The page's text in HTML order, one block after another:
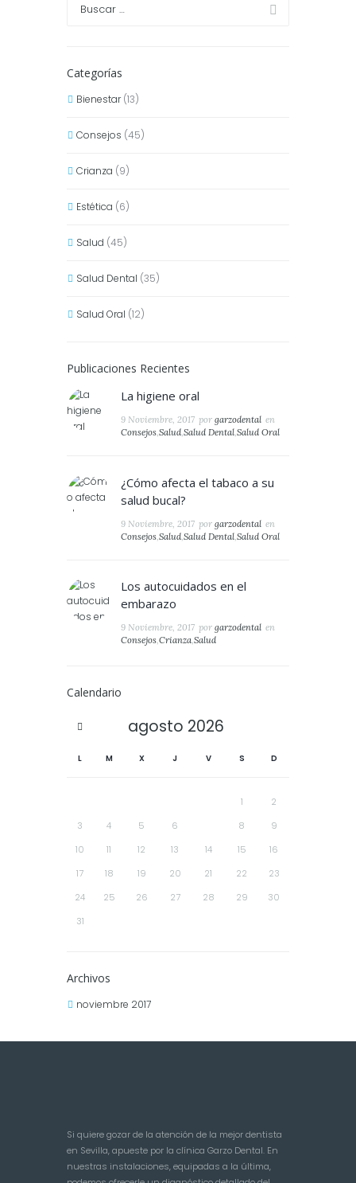
Categorías
Bienestar(13)
Consejos (45)
Crianza (9)
Estética (6)
Salud (45)
Salud Dental (35)
Salud Oral (12)
Publicaciones Recientes
La higiene oral
9 Noviembre, 2017 por garzodental en
Consejos, Salud, Salud Dental, Salud Oral
¿Cómo afecta el tabaco a su
salud bucal?
9 Noviembre, 2017 por garzodental en
Consejos, Salud, Salud Dental, Salud Oral
Los autocuidados en el
embarazo
9 Noviembre, 2017 por garzodental en
Consejos,Crianza,Salud
Calendario
agosto 2026
L M X J V S D
1
2
3
4 5 6 8
9
10
11 12 13 14 15
16
17
18 19 20 21 22
23
24
25 26 27 28 29
30
31
Archivos
noviembre 2017
Si quiere gozar de la atención de la mejor dentista
en Sevilla, apueste por la clínica Garzo Dental. En
nuestras instalaciones, equipadas a la última,